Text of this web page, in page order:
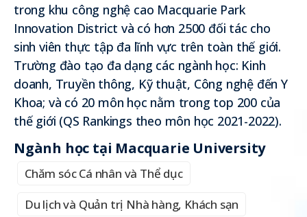
trong khu công nghệ cao Macquarie Park
Innovation District và có hơn 2500 đối tác cho
sinh viên thực tập đa lĩnh vực trên toàn thế giới.
Trường đào tạo đa dạng các ngành học: Kinh
doanh, Truyền thông, Kỹ thuật, Công nghệ đến Y
Khoa; và có 20 môn học nằm trong top 200 của
thế giới (QS Rankings theo môn học 2021-2022).
Ngành học tại Macquarie University
Chăm sóc Cá nhân và Thể dục
Du lịch và Quản trị Nhà hàng, Khách sạn